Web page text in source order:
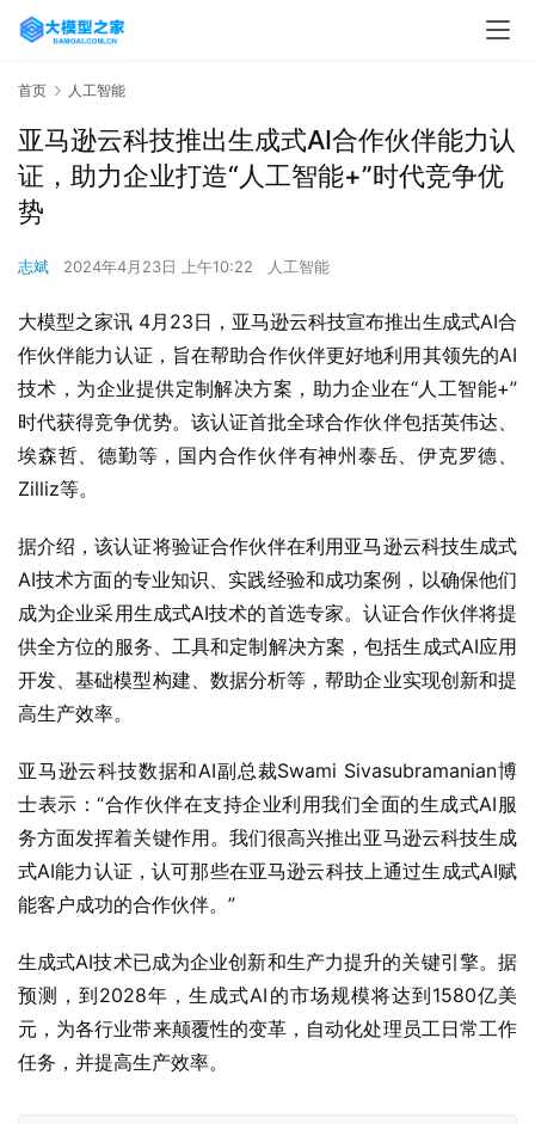
首页 人工智能
亚马逊云科技推出生成式AI合作伙伴能力认
证，助力企业打造“人工智能+”时代竞争优
势
志斌 2024年4月23日 上午10:22 人工智能
大模型之家讯 4月23日，亚马逊云科技宣布推出生成式AI合
作伙伴能力认证，旨在帮助合作伙伴更好地利用其领先的AI
技术，为企业提供定制解决方案，助力企业在“人工智能+”
时代获得竞争优势。该认证首批全球合作伙伴包括英伟达、
埃森哲、德勤等，国内合作伙伴有神州泰岳、伊克罗德、
Zilliz等。
据介绍，该认证将验证合作伙伴在利用亚马逊云科技生成式
AI技术方面的专业知识、实践经验和成功案例，以确保他们
成为企业采用生成式AI技术的首选专家。认证合作伙伴将提
供全方位的服务、工具和定制解决方案，包括生成式AI应用
开发、基础模型构建、数据分析等，帮助企业实现创新和提
高生产效率。
亚马逊云科技数据和AI副总裁Swami Sivasubramanian博
士表示：“合作伙伴在支持企业利用我们全面的生成式AI服
务方面发挥着关键作用。我们很高兴推出亚马逊云科技生成
式AI能力认证，认可那些在亚马逊云科技上通过生成式AI赋
能客户成功的合作伙伴。”
生成式AI技术已成为企业创新和生产力提升的关键引擎。据
预测，到2028年，生成式AI的市场规模将达到1580亿美
元，为各行业带来颠覆性的变革，自动化处理员工日常工作
任务，并提高生产效率。